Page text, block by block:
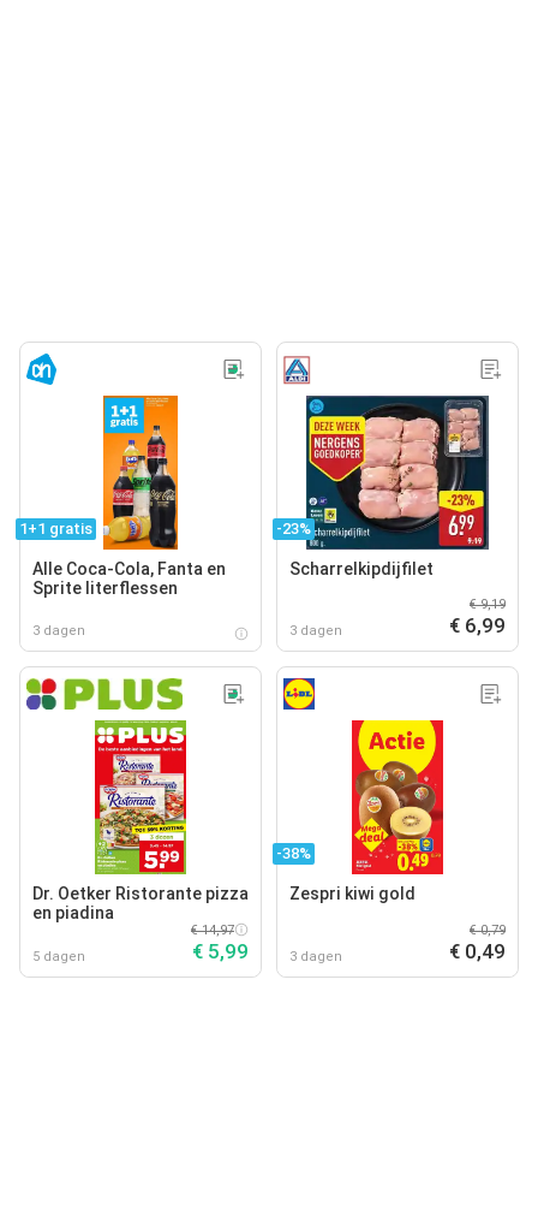
1+1 gratis
Alle Coca-Cola, Fanta en
Sprite literflessen
3 dagen
-23%
Scharrelkipdijfilet
3 dagen
€ 9,19
€ 6,99
Dr. Oetker Ristorante pizza
en piadina
5 dagen
€ 14,97
€ 5,99
-38%
Zespri kiwi gold
3 dagen
€ 0,79
€ 0,49